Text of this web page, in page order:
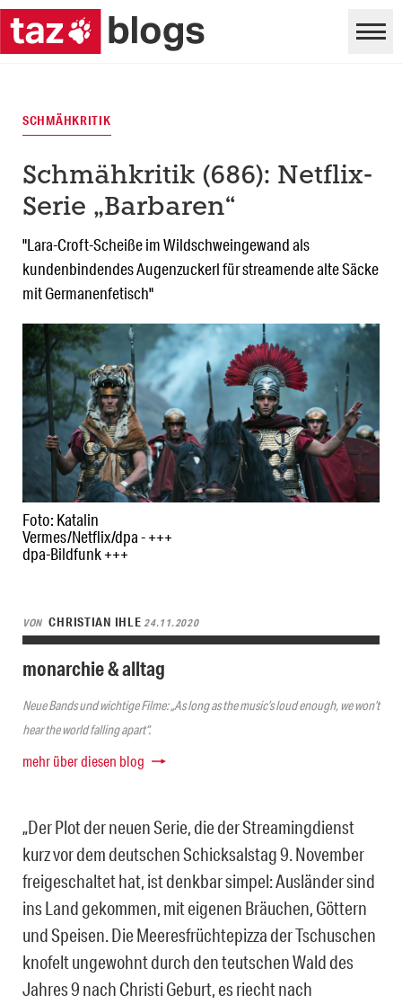
Foto: Katalin
Vermes/Netflix/dpa - +++
dpa-Bildfunk +++
SCHMÄHKRITIK
Schmähkritik (686): Netflix-
Serie „Barbaren“
"Lara-Croft-Scheiße im Wildschweingewand als
kundenbindendes Augenzuckerl für streamende alte Säcke
mit Germanenfetisch"
VON CHRISTIAN IHLE24.11.2020
monarchie & alltag
Neue Bands und wichtige Filme: „As long as the music’s loud enough, we won’t
hear the world falling apart“.
mehr über diesen blog
„Der Plot der neuen Serie, die der Streamingdienst
kurz vor dem deutschen Schicksalstag 9. November
freigeschaltet hat, ist denkbar simpel: Ausländer sind
ins Land gekommen, mit eigenen Bräuchen, Göttern
und Speisen. Die Meeresfrüchtepizza der Tschuschen
knofelt ungewohnt durch den teutschen Wald des
Jahres 9 nach Christi Geburt, es riecht nach